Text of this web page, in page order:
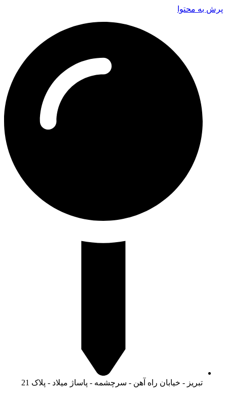
پرش به محتوا
تبریز - خیابان راه آهن - سرچشمه - پاساژ میلاد - پلاک 21